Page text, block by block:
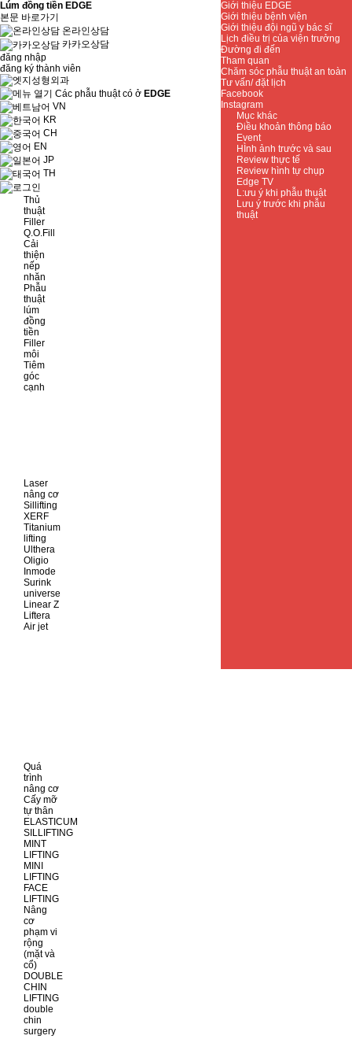
Lúm đồng tiền EDGE
본문 바로가기
온라인상담
카카오상담
đăng nhập
đăng ký thành viên
Các phẫu thuật có ở EDGE
VN
KR
CH
EN
JP
TH
Thủ
thuật
Filler
Q.O.Fill
Cải
thiện
nếp
nhăn
Phẫu
thuật
lúm
đồng
tiền
Filler
môi
Tiêm
góc
cạnh
Laser
nâng cơ
Sillifting
XERF
Titanium
lifting
Ulthera
Oligio
Inmode
Surink
universe
Linear Z
Liftera
Air jet
Quá
trình
nâng cơ
Cấy mỡ
tự thân
ELASTICUM
SILLIFTING
MINT
LIFTING
MINI
LIFTING
FACE
LIFTING
Nâng
cơ
phạm vi
rộng
(mặt và
cổ)
DOUBLE
CHIN
LIFTING
double
chin
surgery
Giới thiệu EDGE
Giới thiệu bệnh viện
Giới thiệu đội ngũ y bác sĩ
Lịch điều trị của viện trưởng
Đường đi đến
Tham quan
Chăm sóc phẫu thuật an toàn
Tư vấn/ đặt lịch
Facebook
Instagram
Mục khác
Điều khoản thông báo
Event
HÌnh ảnh trước và sau
Review thực tế
Review hình tự chụp
Edge TV
L:ưu ý khi phẫu thuật
Lưu ý trước khi phẫu
thuật